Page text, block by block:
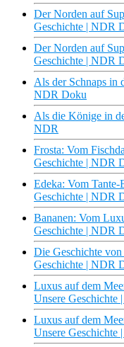
Der Norden auf
Geschichte | NDR
Der Norden auf
Geschichte | NDR
Als der Schnaps in
NDR Doku
Als die Könige in
NDR
Frosta: Vom
Geschichte | NDR
Edeka: Vom Tante-
Geschichte | NDR
Bananen: Vom
Geschichte | NDR
Die Geschichte
Geschichte | NDR
Luxus auf dem
Unsere Geschichte
Luxus auf dem
Unsere Geschichte